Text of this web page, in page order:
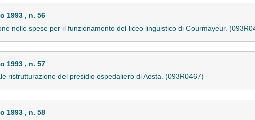
1993 , n. 56
nelle spese per il funzionamento del liceo linguistico di Courmayeur.
1993 , n. 57
ristrutturazione del presidio ospedaliero di Aosta. (093R0467)
1993 , n. 58